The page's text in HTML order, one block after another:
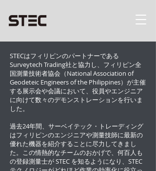
STECはフィリピンのパートナーである
Surveytech Trading社と協力し、フィリピン全
国測量技術者協会（National Association of
Geodeteic Engineers of the Philippines）が主催
する展示会や会議において、役員やエンジニア
に向けて数々のデモンストレーションを行いま
した。
過去24年間、サーベイテック・トレーディング
はフィリピンのエンジニアや測量技師に最新の
優れた機器を紹介することに尽力してきまし
た。この情熱的なチームのおかげで、何百人も
の登録測量士が STEC を知るようになり、STEC